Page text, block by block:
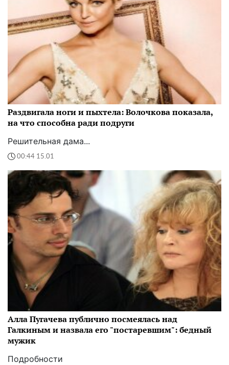
Раздвигала ноги и пыхтела: Волочкова показала,
на что способна ради подруги
Решительная дама...
00:44 15.01
Алла Пугачева публично посмеялась над
Галкиным и назвала его "постаревшим": бедный
мужик
Подробности